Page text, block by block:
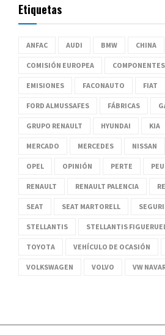
Etiquetas
ANFAC AUDI BMW CHINA
COMISIÓN EUROPEA COMPONENTES
EMISIONES FACONAUTO FIAT
FORD ALMUSSAFES FÁBRICAS
GRUPO RENAULT HYUNDAI KIA
MERCADO MERCEDES NISSAN
OPEL OPINIÓN PERTE
RENAULT RENAULT PALENCIA
SEAT SEAT MARTORELL
STELLANTIS STELLANTIS
TOYOTA VEHÍCULO DE OCASIÓN
VOLKSWAGEN VOLVO VW